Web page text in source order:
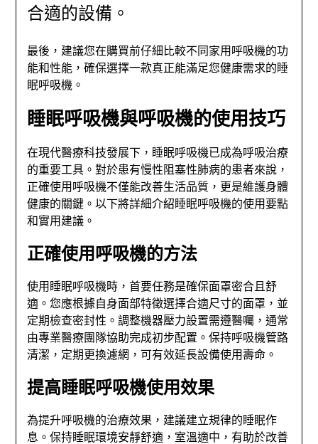
合適的設備。
最後，建議您在購買前仔細比較不同家用呼吸機的功
能和性能，確保選擇一款真正能滿足您健康需求的睡
眠呼吸機。
睡眠呼吸機與呼吸機的使用技巧
在現代醫療科技發展下，睡眠呼吸機已成為呼吸治療
的重要工具。對於患有慢性阻塞性肺病的患者來說，
正確使用呼吸機不僅能改善生活品質，更是維護身體
健康的關鍵。以下將詳細介紹睡眠呼吸機的使用要點
和實用建議。
正確使用呼吸機的方法
使用睡眠呼吸機時，首要任務是確保面罩密合且舒
適。您應根據自身面部特徵選擇合適尺寸的面罩，並
定期檢查密封性。調整機器壓力設置需遵醫囑，通常
由專業醫療團隊協助完成初步配置。保持呼吸機管路
清潔，定期更換濾網，可有效延長設備使用壽命。
提高睡眠呼吸機使用效果
為提升呼吸機的治療效果，建議建立規律的睡眠作
息。保持睡眠環境安靜舒適，室溫適中，有助於改善